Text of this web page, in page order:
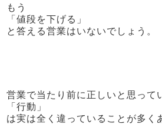
もう
「値段を下げる」
と答える営業はいないでしょう。
営業で当たり前に正しいと思って
「行動」
は実は全く違っていることが多く